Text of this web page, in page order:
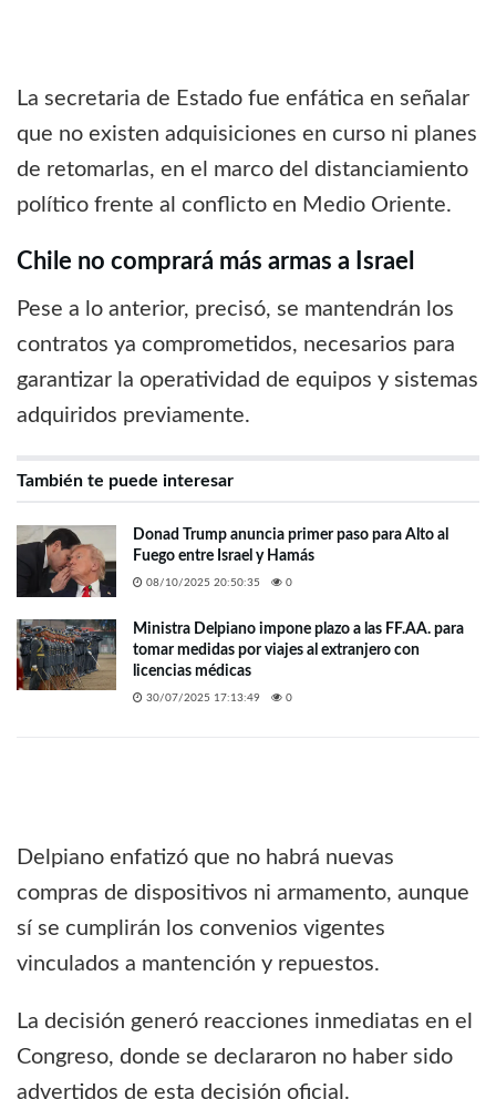
La secretaria de Estado fue enfática en señalar
que no existen adquisiciones en curso ni planes
de retomarlas, en el marco del distanciamiento
político frente al conflicto en Medio Oriente.
Chile no comprará más armas a Israel
Pese a lo anterior, precisó, se mantendrán los
contratos ya comprometidos, necesarios para
garantizar la operatividad de equipos y sistemas
adquiridos previamente.
También te puede interesar
Donad Trump anuncia primer paso para Alto al
Fuego entre Israel y Hamás
08/10/2025 20:50:35 0
Ministra Delpiano impone plazo a las FF.AA. para
tomar medidas por viajes al extranjero con
licencias médicas
30/07/2025 17:13:49 0
Delpiano enfatizó que no habrá nuevas
compras de dispositivos ni armamento, aunque
sí se cumplirán los convenios vigentes
vinculados a mantención y repuestos.
La decisión generó reacciones inmediatas en el
Congreso, donde se declararon no haber sido
advertidos de esta decisión oficial.